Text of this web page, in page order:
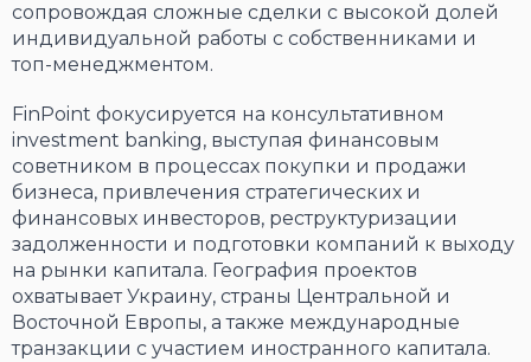
сопровождая сложные сделки с высокой долей
индивидуальной работы с собственниками и
топ-менеджментом.
FinPoint фокусируется на консультативном
investment banking, выступая финансовым
советником в процессах покупки и продажи
бизнеса, привлечения стратегических и
финансовых инвесторов, реструктуризации
задолженности и подготовки компаний к выходу
на рынки капитала. География проектов
охватывает Украину, страны Центральной и
Восточной Европы, а также международные
транзакции с участием иностранного капитала.